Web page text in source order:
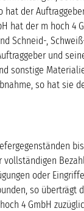
der
hat der m hoch
Schneid-,
und
so hat
oder
so
4 GmbH